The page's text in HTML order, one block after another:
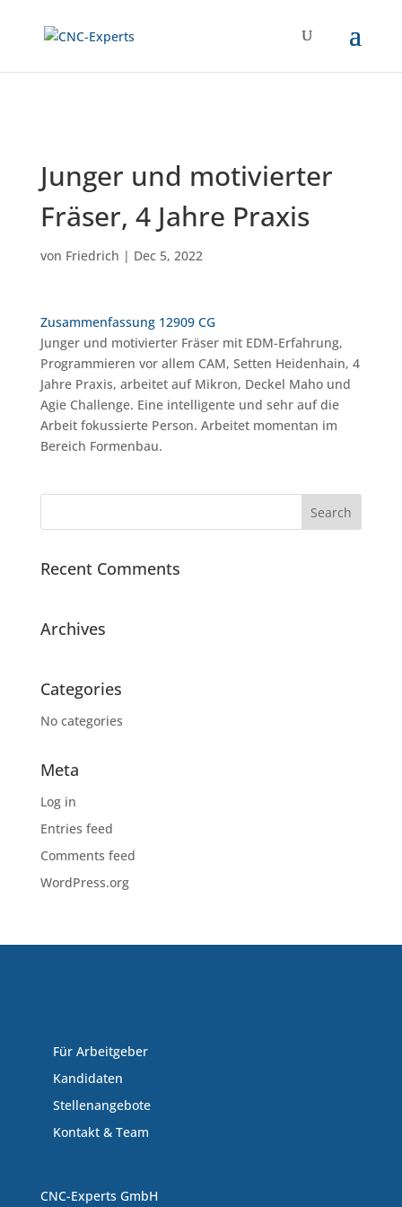
Junger und motivierter
Fräser, 4 Jahre Praxis
von Friedrich | Dec 5, 2022
Zusammenfassung 12909 CG
Junger und motivierter Fräser mit EDM-Erfahrung,
Programmieren vor allem CAM, Setten Heidenhain, 4
Jahre Praxis, arbeitet auf Mikron, Deckel Maho und
Agie Challenge. Eine intelligente und sehr auf die
Arbeit fokussierte Person. Arbeitet momentan im
Bereich Formenbau.
Recent Comments
Archives
Categories
No categories
Meta
Log in
Entries feed
Comments feed
WordPress.org
Für Arbeitgeber
Kandidaten
Stellenangebote
Kontakt & Team
CNC-Experts GmbH